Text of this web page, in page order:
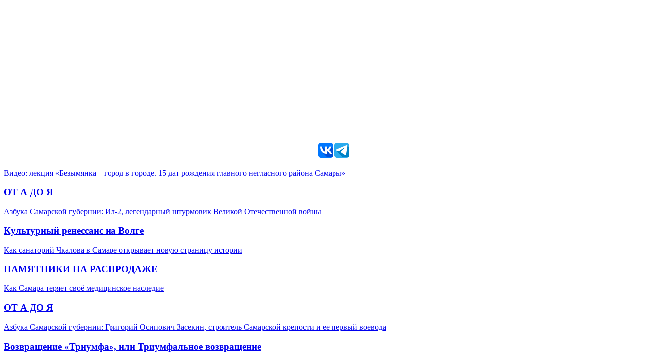
Видео: лекция «Безымянка – город в городе. 15 дат рождения главного негласного района Самары»
ОТ А ДО Я
Азбука Самарской губернии: Ил-2, легендарный штурмовик Великой Отечественной войны
Культурный ренессанс на Волге
Как санаторий Чкалова в Самаре открывает новую страницу истории
ПАМЯТНИКИ НА РАСПРОДАЖЕ
Как Самара теряет своё медицинское наследие
ОТ А ДО Я
Азбука Самарской губернии: Григорий Осипович Засекин, строитель Самарской крепости и ее первый воевода
Возвращение «Триумфа», или Триумфальное возвращение